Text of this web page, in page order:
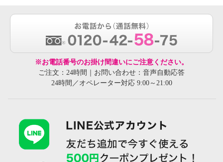
※お電話番号のお掛け間違いにご注意ください。
ご注文：24時間｜お問い合わせ：音声自動応答
24時間／オペレーター対応 9:00～21:00